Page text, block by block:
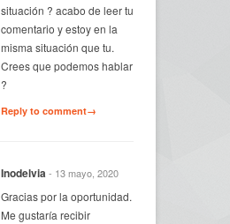
situación ? acabo de leer tu
comentario y estoy en la
misma situación que tu.
Crees que podemos hablar
?
Reply to comment→
Inodelvia- 13 mayo, 2020
Gracias por la oportunidad.
Me gustaría recibir